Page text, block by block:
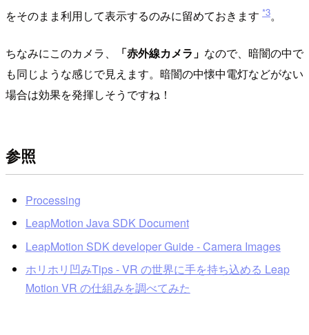
をそのまま利用して表示するのみに留めておきます *3。
ちなみにこのカメラ、 「赤外線カメラ」 なので、暗闇の中で
も同じような感じで見えます。暗闇の中懐中電灯などがない
場合は効果を発揮しそうですね！
参照
Processing
LeapMotion Java SDK Document
LeapMotion SDK developer Guide - Camera Images
ホリホリ凹みTips - VR の世界に手を持ち込める Leap
Motion VR の仕組みを調べてみた